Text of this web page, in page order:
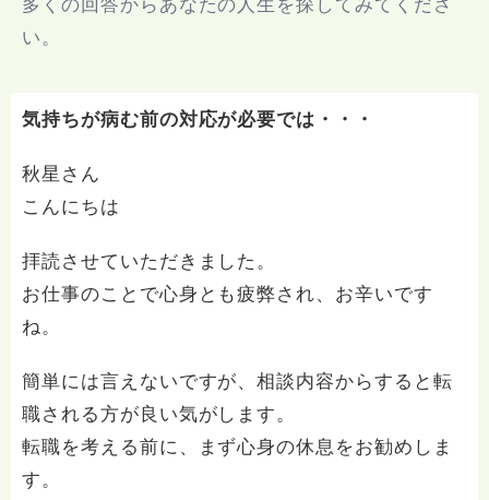
多くの回答からあなたの人生を探してみてくださ
い。
気持ちが病む前の対応が必要では・・・
秋星さん
こんにちは
拝読させていただきました。
お仕事のことで心身とも疲弊され、お辛いです
ね。
簡単には言えないですが、相談内容からすると転
職される方が良い気がします。
転職を考える前に、まず心身の休息をお勧めしま
す。